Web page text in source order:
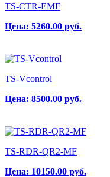
TS-CTR-EMF
Цена: 5260.00 руб.
TS-Vсontrol
Цена: 8500.00 руб.
TS-RDR-QR2-MF
Цена: 10150.00 руб.